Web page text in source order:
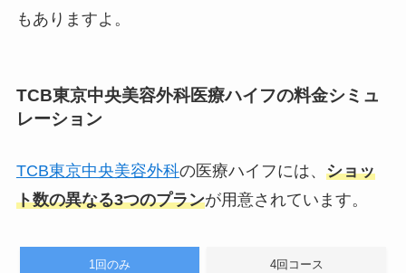
もありますよ。
TCB東京中央美容外科医療ハイフの料金シミュ
レーション
TCB東京中央美容外科の医療ハイフには、 ショッ
ト数の異なる3つのプランが用意されています。
1回のみ 4回コース